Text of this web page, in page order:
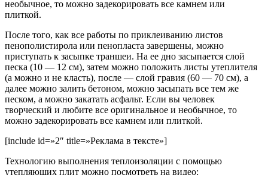
необычное, то можно задекорировать все камнем или
плиткой.
После того, как все работы по приклеиванию листов
пенополистирола или пенопласта завершены, можно
приступать к засыпке траншеи. На ее дно засыпается слой
песка (10 — 12 см), затем можно положить листы утеплителя
(а можно и не класть), после — слой гравия (60 — 70 см), а
далее можно залить бетоном, можно засыпать все тем же
песком, а можно закатать асфальт. Если вы человек
творческий и любите все оригинальное и необычное, то
можно задекорировать все камнем или плиткой.
[include id=»2″ title=»Реклама в тексте»]
Технологию выполнения теплоизоляции с помощью
утепляющих плит можно посмотреть на видео: